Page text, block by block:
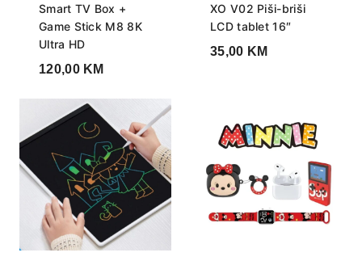
Smart TV Box +
Game Stick M8 8K
Ultra HD
120,00 KM
XO V02 Piši-briši
LCD tablet 16″
35,00 KM